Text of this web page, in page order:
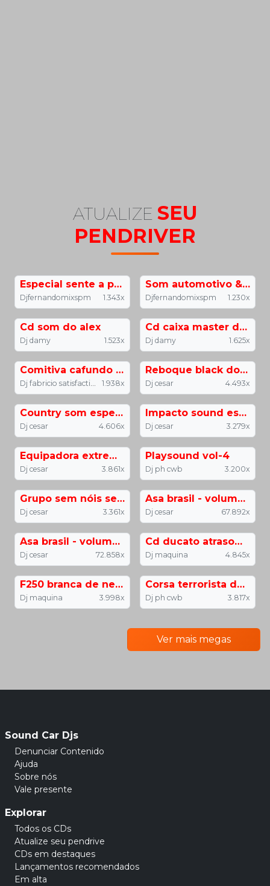
ATUALIZE SEU
PENDRIVER
Especial sente a pedrada som automotivo - djfernandomix o produtor do som automotivo
1.343x
Djfernandomixspm
Som automotivo & rebaixados - especial 10 anos djfernandomix_spm
1.230x
Djfernandomixspm
Cd som do alex
1.523x
Dj damy
Cd caixa master da locura
1.625x
Dj damy
Comitiva cafundo jacunda pa
1.938x
Dj fabricio satisfaction
Reboque black do tiziu na bagunça
4.493x
Dj cesar
Country som especial mega funk
4.606x
Dj cesar
Impacto sound esp. fim de ano
3.279x
Dj cesar
Equipadora extreme do eré
3.861x
Dj cesar
Playsound vol-4
3.200x
Dj ph cwb
Grupo sem nóis sem festa vol.4
3.361x
Dj cesar
Asa brasil - volume 04
67.892x
Dj cesar
Asa brasil - volume 01
72.858x
Dj cesar
Cd ducato atrasom vol1 dj maquina
4.845x
Dj maquina
F250 branca de nevez vol2 2020
3.998x
Dj maquina
Corsa terrorista do luan vol 1
3.817x
Dj ph cwb
Ver mais megas
Sound Car Djs
Denunciar Contenido
Ajuda
Sobre nós
Vale presente
Explorar
Todos os CDs
Atualize seu pendrive
CDs em destaques
Lançamentos recomendados
Em alta